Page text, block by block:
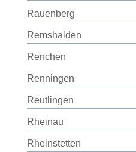
Rauenberg
Remshalden
Renchen
Renningen
Reutlingen
Rheinau
Rheinstetten